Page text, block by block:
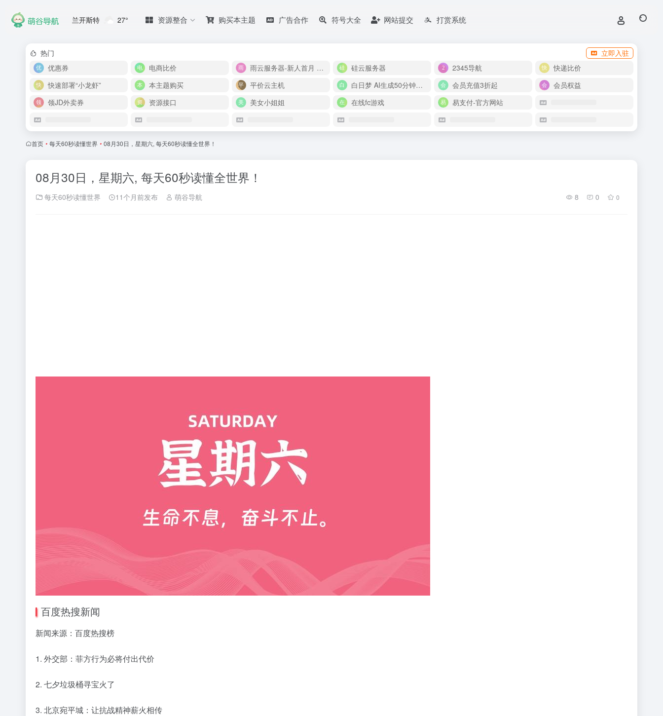
兰开斯特 27° 资源整合 购买本主题 广告合作 符号大全 网站提交 打赏系统
热门
立即入驻
优惠券
电商比价 雨云服务器-新人首月 5 折 硅云服务器 2345导航
快递比价
快速部署“小龙虾”
本主题购买 平价云主机 白日梦 AI生成50分钟视频 会员充值3折起
会员权益
领JD外卖券
资源接口 美女小姐姐 在线fc游戏 易支付-官方网站
首页 • 每天60秒读懂世界 • 08月30日，星期六, 每天60秒读懂全世界！
08月30日，星期六, 每天60秒读懂全世界！
每天60秒读懂世界 11个月前发布 萌谷导航 8 0 0
百度热搜新闻
新闻来源：百度热搜榜
1. 外交部：菲方行为必将付出代价
2. 七夕垃圾桶寻宝火了
3. 北京宛平城：让抗战精神薪火相传